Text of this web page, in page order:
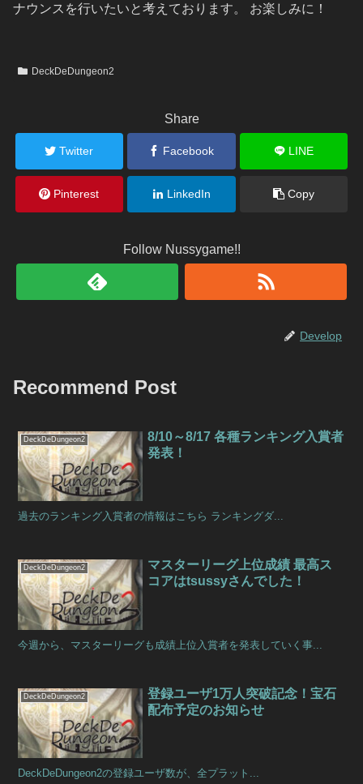
ナウンスを行いたいと考えております。 お楽しみに！
DeckDeDungeon2
Share
Twitter Facebook LINE
Pinterest LinkedIn Copy
Follow Nussygame!!
Develop
Recommend Post
DeckDeDungeon2
8/10～8/17 各種ランキング入賞者
発表！
過去のランキング入賞者の情報はこちら ランキングダ...
DeckDeDungeon2
マスターリーグ上位成績 最高ス
コアはtsussyさんでした！
今週から、マスターリーグも成績上位入賞者を発表していく事...
DeckDeDungeon2
登録ユーザ1万人突破記念！宝石
配布予定のお知らせ
DeckDeDungeon2の登録ユーザ数が、全プラット...